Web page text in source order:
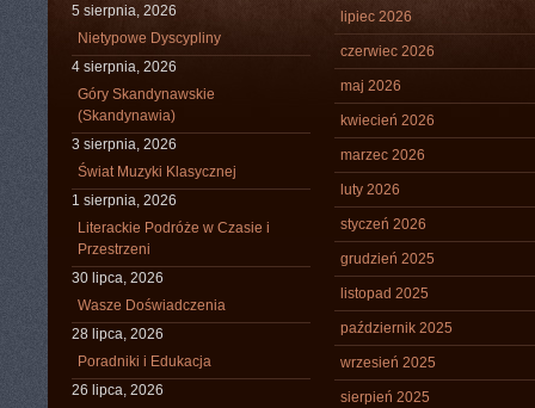
5 sierpnia, 2026
Nietypowe Dyscypliny
4 sierpnia, 2026
Góry Skandynawskie
(Skandynawia)
3 sierpnia, 2026
Świat Muzyki Klasycznej
1 sierpnia, 2026
Literackie Podróże w Czasie i
Przestrzeni
30 lipca, 2026
Wasze Doświadczenia
28 lipca, 2026
Poradniki i Edukacja
26 lipca, 2026
lipiec 2026
czerwiec 2026
maj 2026
kwiecień 2026
marzec 2026
luty 2026
styczeń 2026
grudzień 2025
listopad 2025
październik 2025
wrzesień 2025
sierpień 2025